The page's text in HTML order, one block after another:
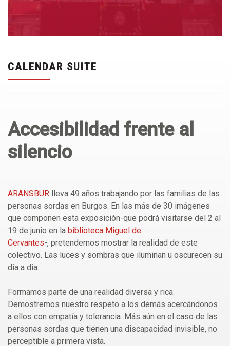
CALENDAR SUITE
Accesibilidad frente al
silencio
ARANSBUR lleva 49 años trabajando por las familias de las
personas sordas en Burgos. En las más de 30 imágenes
que componen esta exposición-que podrá visitarse del 2 al
19 de junio en la biblioteca Miguel de
Cervantes-, pretendemos mostrar la realidad de este
colectivo. Las luces y sombras que iluminan u oscurecen su
día a día.
Formamos parte de una realidad diversa y rica.
Demostremos nuestro respeto a los demás acercándonos
a ellos con empatía y tolerancia. Más aún en el caso de las
personas sordas que tienen una discapacidad invisible, no
perceptible a primera vista.